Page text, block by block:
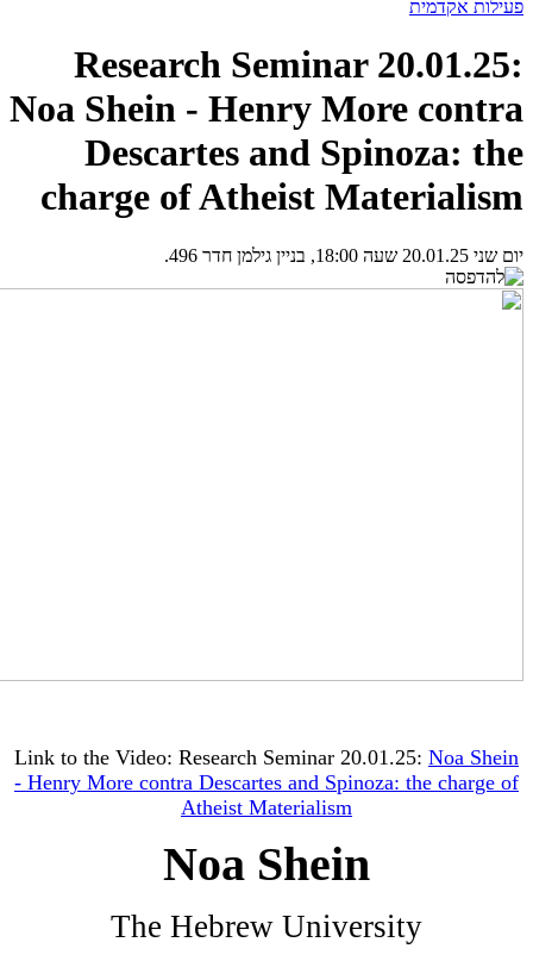
פעילות אקדמית
Research Seminar 20.01.25:
Noa Shein - Henry More contra
Descartes and Spinoza: the
charge of Atheist Materialism
יום שני 20.01.25 שעה 18:00, בניין גילמן חדר 496.
Link to the Video: Research Seminar 20.01.25: Noa Shein
- Henry More contra Descartes and Spinoza: the charge of
Atheist Materialism
Noa Shein
The Hebrew University